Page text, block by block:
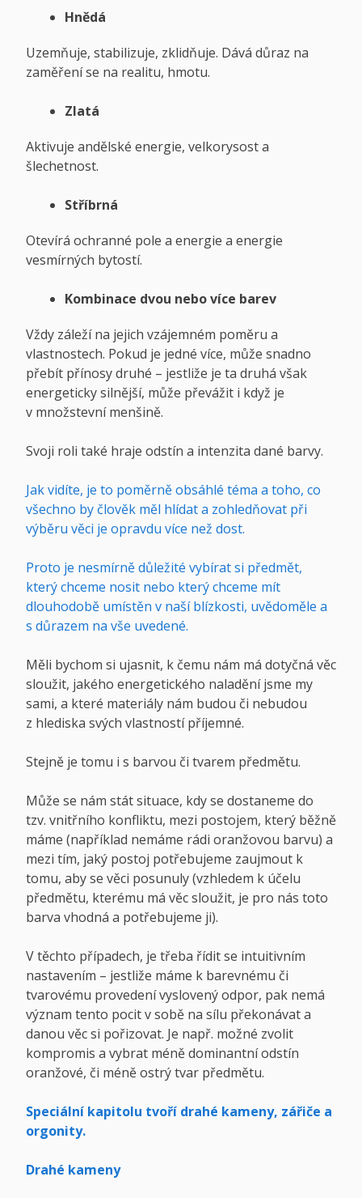
Hnědá
Uzemňuje, stabilizuje, zklidňuje. Dává důraz na
zaměření se na realitu, hmotu.
Zlatá
Aktivuje andělské energie, velkorysost a
šlechetnost.
Stříbrná
Otevírá ochranné pole a energie a energie
vesmírných bytostí.
Kombinace dvou nebo více barev
Vždy záleží na jejich vzájemném poměru a
vlastnostech. Pokud je jedné více, může snadno
přebít přínosy druhé – jestliže je ta druhá však
energeticky silnější, může převážit i když je
v množstevní menšině.
Svoji roli také hraje odstín a intenzita dané barvy.
Jak vidíte, je to poměrně obsáhlé téma a toho, co
všechno by člověk měl hlídat a zohledňovat při
výběru věci je opravdu více než dost.
Proto je nesmírně důležité vybírat si předmět,
který chceme nosit nebo který chceme mít
dlouhodobě umístěn v naší blízkosti, uvědoměle a
s důrazem na vše uvedené.
Měli bychom si ujasnit, k čemu nám má dotyčná věc
sloužit, jakého energetického naladění jsme my
sami, a které materiály nám budou či nebudou
z hlediska svých vlastností příjemné.
Stejně je tomu i s barvou či tvarem předmětu.
Může se nám stát situace, kdy se dostaneme do
tzv. vnitřního konfliktu, mezi postojem, který běžně
máme (například nemáme rádi oranžovou barvu) a
mezi tím, jaký postoj potřebujeme zaujmout k
tomu, aby se věci posunuly (vzhledem k účelu
předmětu, kterému má věc sloužit, je pro nás toto
barva vhodná a potřebujeme ji).
V těchto případech, je třeba řídit se intuitivním
nastavením – jestliže máme k barevnému či
tvarovému provedení vyslovený odpor, pak nemá
význam tento pocit v sobě na sílu překonávat a
danou věc si pořizovat. Je např. možné zvolit
kompromis a vybrat méně dominantní odstín
oranžové, či méně ostrý tvar předmětu.
Speciální kapitolu tvoří drahé kameny, zářiče a
orgonity.
Drahé kameny